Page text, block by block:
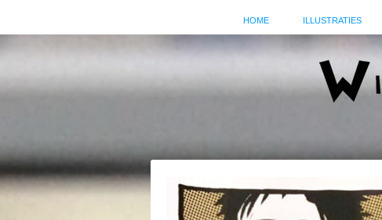
HOME ILLUSTRATIES